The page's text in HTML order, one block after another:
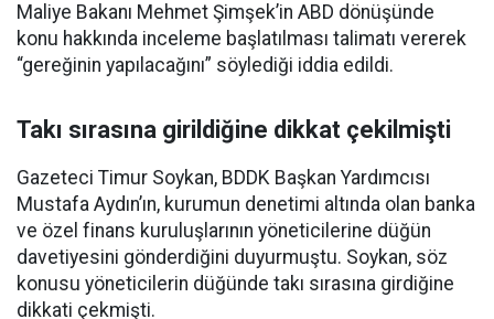
Maliye Bakanı Mehmet Şimşek’in ABD dönüşünde
konu hakkında inceleme başlatılması talimatı vererek
“gereğinin yapılacağını” söylediği iddia edildi.
Takı sırasına girildiğine dikkat çekilmişti
Gazeteci Timur Soykan, BDDK Başkan Yardımcısı
Mustafa Aydın’ın, kurumun denetimi altında olan banka
ve özel finans kuruluşlarının yöneticilerine düğün
davetiyesini gönderdiğini duyurmuştu. Soykan, söz
konusu yöneticilerin düğünde takı sırasına girdiğine
dikkati çekmişti.